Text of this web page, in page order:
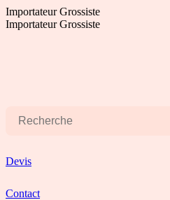
Aller
au
Importateur Grossiste
Importateur Grossiste
Devis
Contact